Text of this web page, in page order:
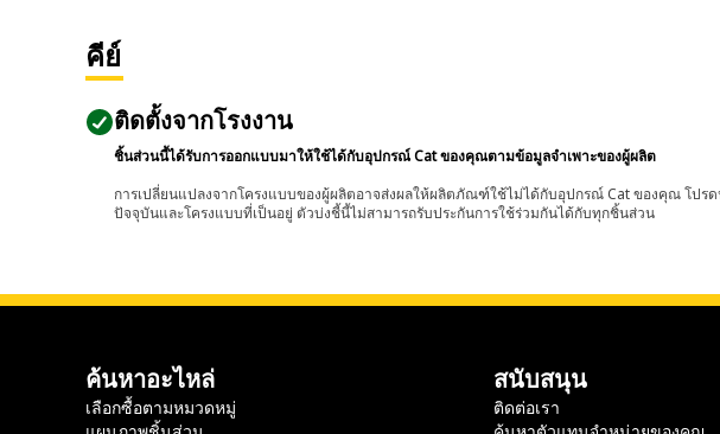
คีย์
ติดตั้งจากโรงงาน
ชิ้นส่วนนี้ได้รับการออกแบบมาให้ใช้ได้กับอุปกรณ์ Cat ของคุณตามข้อมูลจำเพาะของผู้ผลิต
การเปลี่ยนแปลงจากโครงแบบของผู้ผลิตอาจส่งผลให้ผลิตภัณฑ์ใช้ไม่ได้กับอุปกรณ์ Cat ของคุณ โ
ปัจจุบันและโครงแบบที่เป็นอยู่ ตัวบ่งชี้นี้ไม่สามารถรับประกันการใช้ร่วมกันได้กับทุกชิ้นส่วน
ค้นหาอะไหล่
เลือกซื้อตามหมวดหมู่
สนับสนุน
ติดต่อเรา